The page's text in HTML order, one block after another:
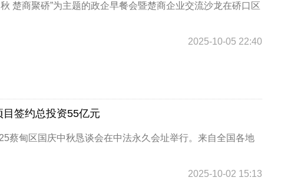
楚商聚硚”为主题的政企早餐会暨楚商企业交流沙龙在硚口区
2025-10-05 22:40
目签约总投资55亿元
蔡甸区国庆中秋恳谈会在中法永久会址举行。来自全国各地
2025-10-02 15:13